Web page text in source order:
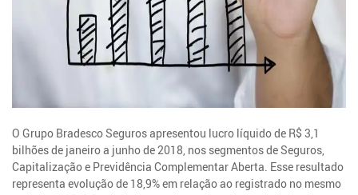
O Grupo Bradesco Seguros apresentou lucro líquido de R$ 3,1
bilhões de janeiro a junho de 2018, nos segmentos de Seguros,
Capitalização e Previdência Complementar Aberta. Esse resultado
representa evolução de 18,9% em relação ao registrado no mesmo